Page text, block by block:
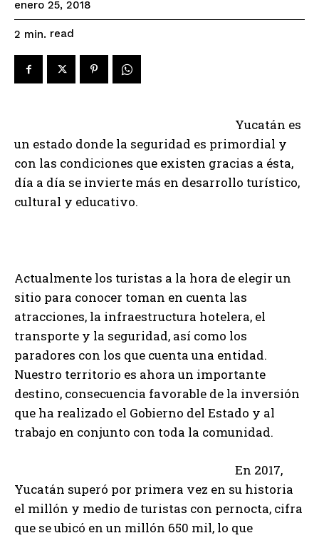
enero 25, 2018
2 min. read
Yucatán es
un estado donde la seguridad es primordial y
con las condiciones que existen gracias a ésta,
día a día se invierte más en desarrollo turístico,
cultural y educativo.
Actualmente los turistas a la hora de elegir un
sitio para conocer toman en cuenta las
atracciones, la infraestructura hotelera, el
transporte y la seguridad, así como los
paradores con los que cuenta una entidad.
Nuestro territorio es ahora un importante
destino, consecuencia favorable de la inversión
que ha realizado el Gobierno del Estado y al
trabajo en conjunto con toda la comunidad.
En 2017,
Yucatán superó por primera vez en su historia
el millón y medio de turistas con pernocta, cifra
que se ubicó en un millón 650 mil, lo que